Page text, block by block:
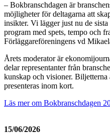
– Bokbranschdagen är
möjligheter för deltagarna att
insikter. Vi lägger just nu de
program med spets, tempo och
Förläggareföreningens vd
Årets moderator är
delar representanter från
kunskap och visioner. Biljetterna
presenteras inom kort.
Läs mer om Bokbranschdagen
15/06/2026